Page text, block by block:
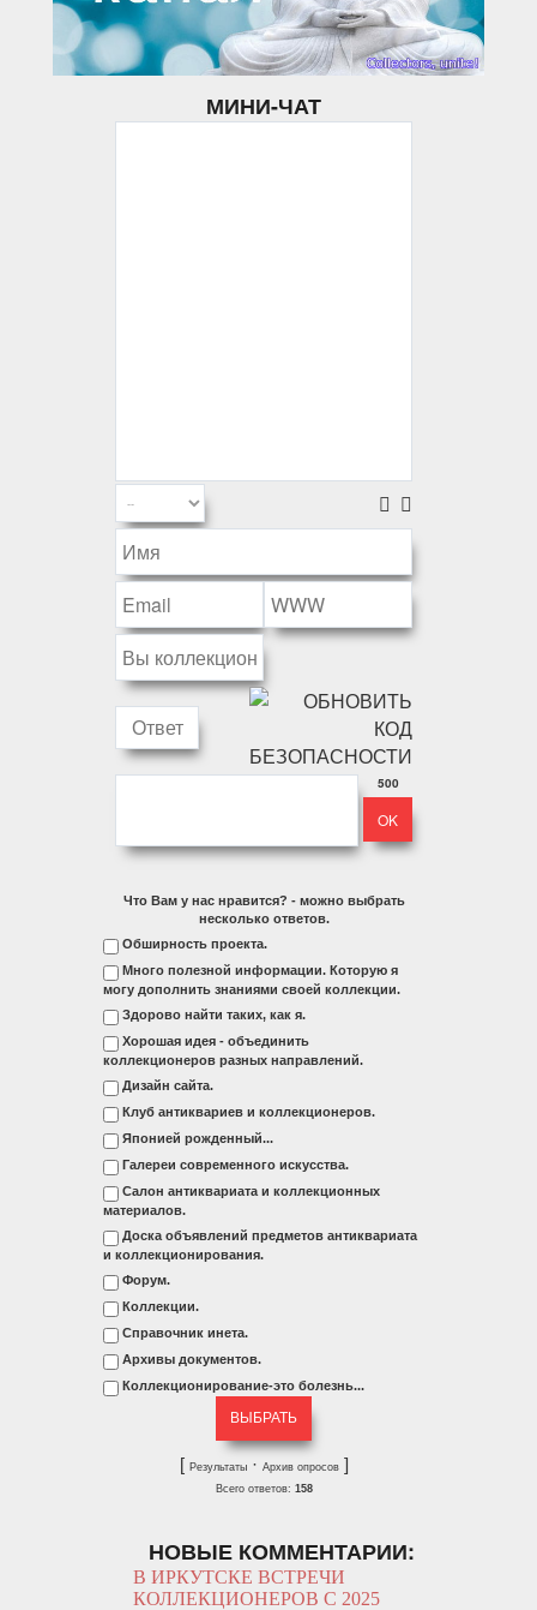
МИНИ-ЧАТ
500
Что Вам у нас нравится? - можно выбрать
несколько ответов.
Обширность проекта.
Много полезной информации. Которую я
могу дополнить знаниями своей коллекции.
Здорово найти таких, как я.
Хорошая идея - объединить
коллекционеров разных направлений.
Дизайн сайта.
Клуб антиквариев и коллекционеров.
Японией рожденный...
Галереи современного искусства.
Салон антиквариата и коллекционных
материалов.
Доска объявлений предметов антиквариата
и коллекционирования.
Форум.
Коллекции.
Справочник инета.
Архивы документов.
Коллекционирование-это болезнь...
[ Результаты· Архив опросов]
Всего ответов: 158
НОВЫЕ КОММЕНТАРИИ:
В ИРКУТСКЕ ВСТРЕЧИ
КОЛЛЕКЦИОНЕРОВ С 2025